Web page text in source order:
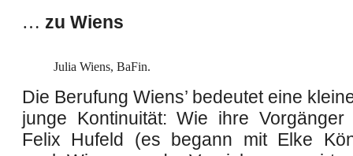
… zu Wiens
Julia Wiens, BaFin.
Die Berufung Wiens’ bedeutet eine
junge Kontinuität: Wie ihre
Felix Hufeld (es begann mit Elke